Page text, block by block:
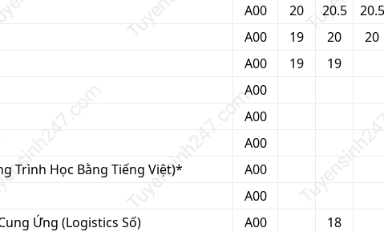
A00 20 20.5
20.5
A00 19 20
20
A00 19
19
A00
A00
A00
Trình Học Bằng Tiếng Việt)*
A00
A00
Ứng (Logistics Số) A00
18